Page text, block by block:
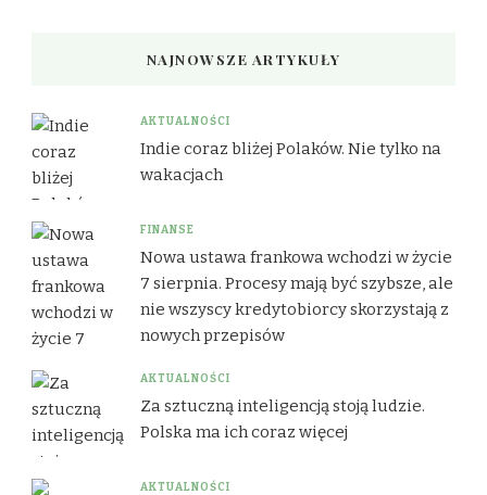
NAJNOWSZE ARTYKUŁY
AKTUALNOŚCI
Indie coraz bliżej Polaków. Nie tylko na
wakacjach
FINANSE
Nowa ustawa frankowa wchodzi w życie
7 sierpnia. Procesy mają być szybsze, ale
nie wszyscy kredytobiorcy skorzystają z
nowych przepisów
AKTUALNOŚCI
Za sztuczną inteligencją stoją ludzie.
Polska ma ich coraz więcej
AKTUALNOŚCI